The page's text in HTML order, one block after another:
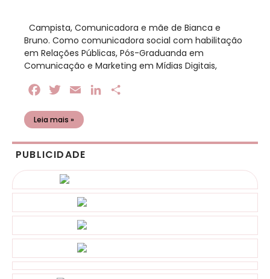
​ Campista, Comunicadora e mãe de Bianca e
Bruno. Como comunicadora social com habilitação
em Relações Públicas, Pós-Graduanda em
Comunicação e Marketing em Mídias Digitais,
FacebookTwitterEmail LinkedIn
Leia mais »
PUBLICIDADE